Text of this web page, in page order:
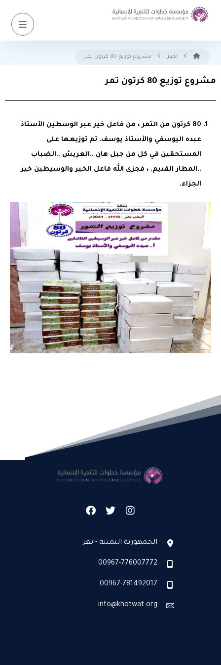
اخبار مشروع توزيع 80 كرتون تمر
مشروع توزيع 80 كرتون تمر
80 كرتون من التمر ، من فاعل خير عبر الوسطين الأستاذ
عبده اليوسفي والأستاذ يوسف. تم توزيعها على
المستحقين في كل من جبل هان ..العريش ..الضباب
..المطار القديم. ، فجزى الله فاعل الخير والوسيطين خير
الجزاء.
الجمهورية اليمنية - تعز
00967-776007772
00967-781492017
info@khotwat.org